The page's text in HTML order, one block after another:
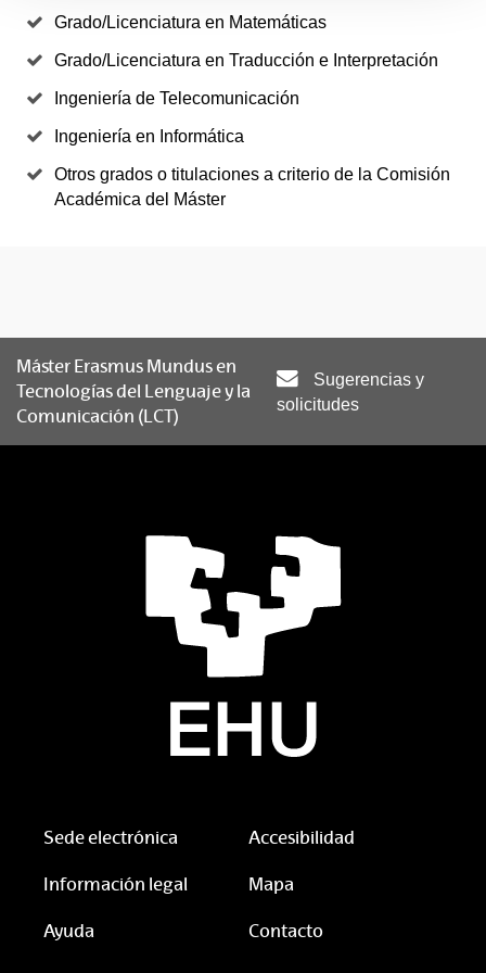
Grado/Licenciatura en Matemáticas
Grado/Licenciatura en Traducción e Interpretación
Ingeniería de Telecomunicación
Ingeniería en Informática
Otros grados o titulaciones a criterio de la Comisión
Académica del Máster
Máster Erasmus Mundus en
Tecnologías del Lenguaje y la
Comunicación (LCT)
Sugerencias y
solicitudes
Sede electrónica Accesibilidad
Información legal Mapa
Ayuda Contacto